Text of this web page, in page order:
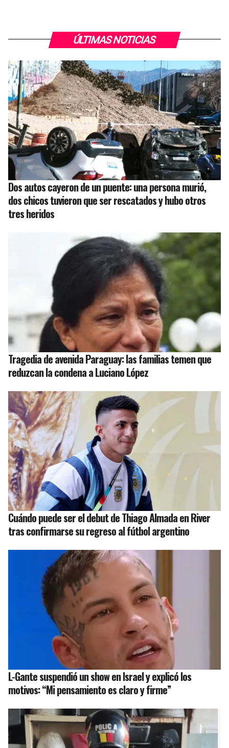
ÚLTIMAS NOTICIAS
Dos autos cayeron de un puente: una persona murió,
dos chicos tuvieron que ser rescatados y hubo otros
tres heridos
Tragedia de avenida Paraguay: las familias temen que
reduzcan la condena a Luciano López
Cuándo puede ser el debut de Thiago Almada en River
tras confirmarse su regreso al fútbol argentino
L-Gante suspendió un show en Israel y explicó los
motivos: “Mi pensamiento es claro y firme”